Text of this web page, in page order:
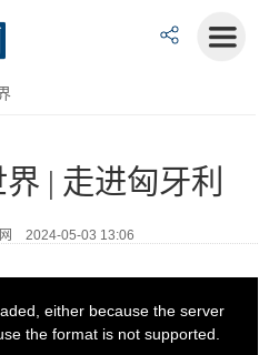
| 走进匈牙利
2024-05-03 13:06